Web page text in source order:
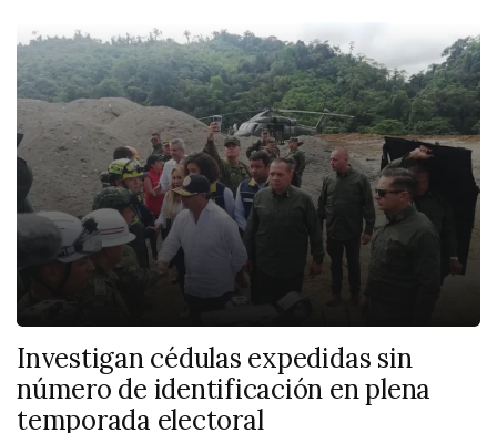
Investigan cédulas expedidas sin
número de identificación en plena
temporada electoral